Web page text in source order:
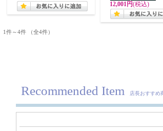
12,001円(税込)
1件～4件 （全4件）
Recommended Item 店長おすすめ